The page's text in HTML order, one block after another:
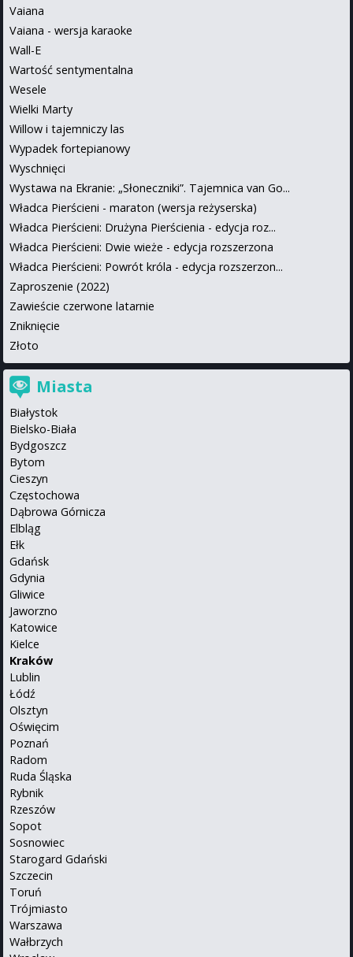
Vaiana
Vaiana - wersja karaoke
Wall-E
Wartość sentymentalna
Wesele
Wielki Marty
Willow i tajemniczy las
Wypadek fortepianowy
Wyschnięci
Wystawa na Ekranie: „Słoneczniki”. Tajemnica van Go...
Władca Pierścieni - maraton (wersja reżyserska)
Władca Pierścieni: Drużyna Pierścienia - edycja roz...
Władca Pierścieni: Dwie wieże - edycja rozszerzona
Władca Pierścieni: Powrót króla - edycja rozszerzon...
Zaproszenie (2022)
Zawieście czerwone latarnie
Zniknięcie
Złoto
Miasta
Białystok
Bielsko-Biała
Bydgoszcz
Bytom
Cieszyn
Częstochowa
Dąbrowa Górnicza
Elbląg
Ełk
Gdańsk
Gdynia
Gliwice
Jaworzno
Katowice
Kielce
Kraków
Lublin
Łódź
Olsztyn
Oświęcim
Poznań
Radom
Ruda Śląska
Rybnik
Rzeszów
Sopot
Sosnowiec
Starogard Gdański
Szczecin
Toruń
Trójmiasto
Warszawa
Wałbrzych